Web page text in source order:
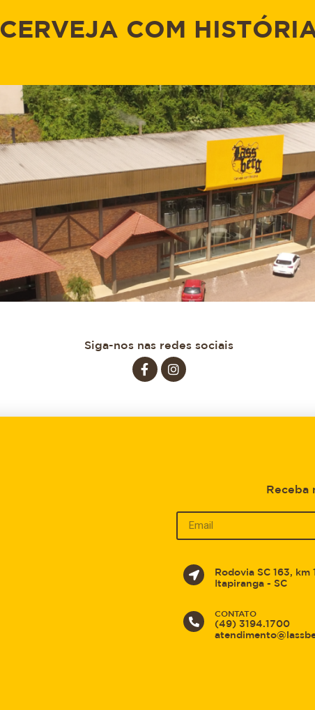
CERVEJA COM
Siga-nos nas redes sociais
Receba
Rodovia SC 163, km
Itapiranga - SC
CONTATO
(49) 3194.1700